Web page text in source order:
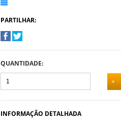
PARTILHAR:
QUANTIDADE:
+
INFORMAÇÃO DETALHADA